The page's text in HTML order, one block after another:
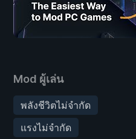
Mod ผู้เล่น
พลังชีวิตไม่จำกัด
แรงไม่จำกัด